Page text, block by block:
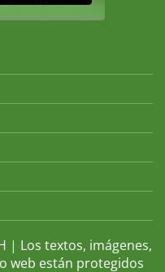
| Los textos, imágenes,
web están protegidos